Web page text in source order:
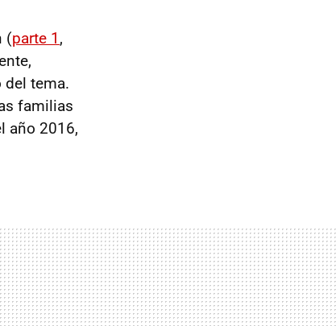
(parte 1 ,
del tema.
familias
año 2016,